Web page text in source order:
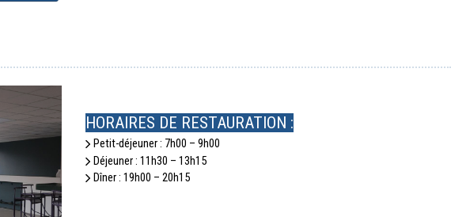
HORAIRES DE RESTAURATION :
Petit-déjeuner : 7h00 – 9h00
Déjeuner : 11h30 – 13h15
Dîner : 19h00 – 20h15